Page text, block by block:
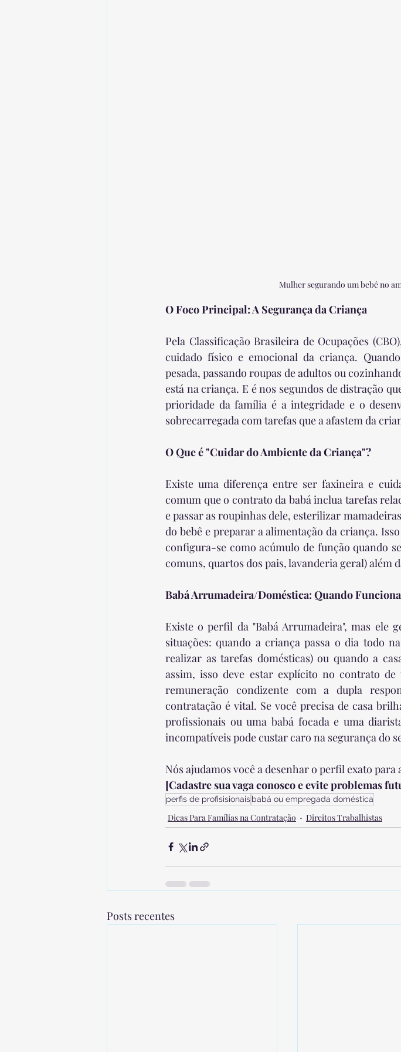
Mulher segurando um bebê no
O Foco Principal: A Segurança da Criança
Pela Classificação Brasileira de Ocupações
cuidado físico e emocional da criança.
pesada, passando roupas de adultos ou
está na criança. E é nos segundos de distração
prioridade da família é a integridade e o
sobrecarregada com tarefas que a afastem da
O Que é "Cuidar do Ambiente da Criança"?
Existe uma diferença entre ser faxineira e
comum que o contrato da babá inclua tarefas
e passar as roupinhas dele, esterilizar
do bebê e preparar a alimentação da criança.
configura-se como acúmulo de função quando
comuns, quartos dos pais, lavanderia geral) além
Babá Arrumadeira/Doméstica: Quando
Existe o perfil da "Babá Arrumadeira", mas ele
situações: quando a criança passa o dia todo
realizar as tarefas domésticas) ou quando a
assim, isso deve estar explícito no contrato
remuneração condizente com a dupla
contratação é vital. Se você precisa de casa
profissionais ou uma babá focada e uma
incompatíveis pode custar caro na segurança do
Nós ajudamos você a desenhar o perfil exato para
[Cadastre sua vaga conosco e evite problemas
perfis de profisisionaisbabá ou empregada doméstica
Dicas Para Famílias na Contratação Direitos Trabalhistas
Posts recentes